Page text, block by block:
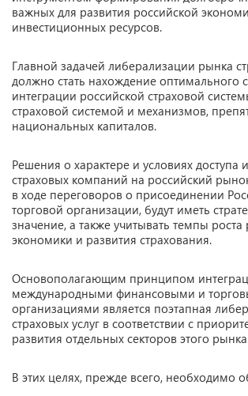
важных для развития российской
инвестиционных ресурсов.
Главной задачей либерализации рынка
должно стать нахождение оптимального
интеграции российской страховой
страховой системой и механизмов,
национальных капиталов.
Решения о характере и условиях доступа
страховых компаний на российский
в ходе переговоров о присоединении
торговой организации, будут иметь
значение, а также учитывать темпы роста
экономики и развития страхования.
Основополагающим принципом
международными финансовыми и
организациями является поэтапная
страховых услуг в соответствии с
развития отдельных секторов этого
В этих целях, прежде всего, необходимо